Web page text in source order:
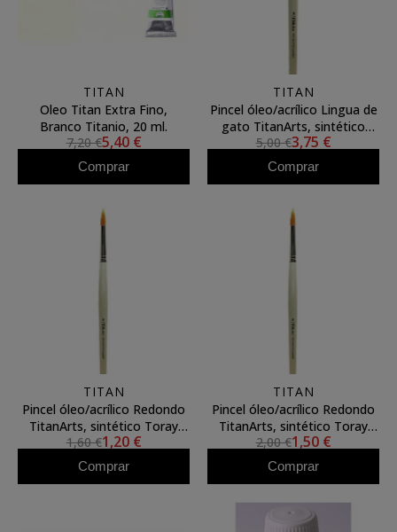
TITAN
Oleo Titan Extra Fino,
Branco Titanio, 20 ml.
7,20 €5,40 €
Comprar
TITAN
Pincel óleo/acrílico Lingua de
gato TitanArts, sintético
Toray 3596/20
5,00 €3,75 €
Comprar
TITAN
Pincel óleo/acrílico Redondo
TitanArts, sintético Toray
3595/1
1,60 €1,20 €
Comprar
TITAN
Pincel óleo/acrílico Redondo
TitanArts, sintético Toray
3595/6
2,00 €1,50 €
Comprar